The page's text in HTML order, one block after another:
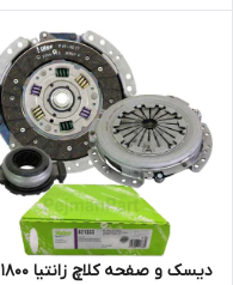
دیسک و صفحه کلاچ زانتیا 1800